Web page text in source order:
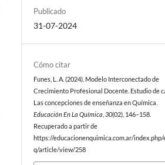
Publicado
31-07-2024
Cómo citar
Funes, L. A. (2024). Modelo Interconectado de
Crecimiento Profesional Docente. Estudio de
Las concepciones de enseñanza en Química.
Educación En La Química ,30(02), 146–158.
Recuperado a partir de
https://educacionenquimica.com.ar/index.php/
q/article/view/258